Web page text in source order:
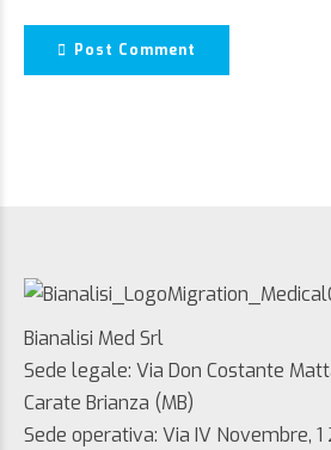
Post Comment
Bianalisi Med Srl
Sede legale: Via Don Costante
Carate Brianza (MB)
Sede operativa: Via IV Novembre, 1